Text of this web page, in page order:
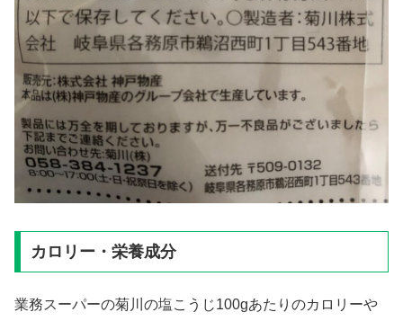
カロリー・栄養成分
業務スーパーの菊川の塩こうじ100gあたりのカロリーや